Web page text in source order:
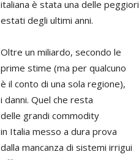
italiana è stata una delle peggiori
estati degli ultimi anni.
Oltre un miliardo, secondo le
prime stime (ma per qualcuno
è il conto di una sola regione),
i danni. Quel che resta
delle grandi commodity
in Italia messo a dura prova
dalla mancanza di sistemi irrigui